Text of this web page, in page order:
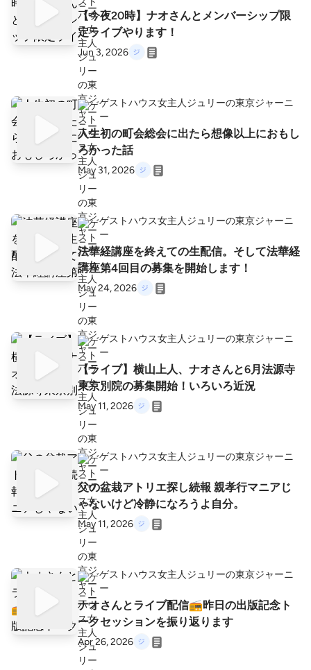
【今夜20時】ナオさんとメンバーシップ限
定ライブやります！
Jun 3, 2026
ゲストハウス女主人ジュリーの東京ジャーニ
ー
人生初の町会総会に出たら想像以上におもし
ろかった話
May 31, 2026
ゲストハウス女主人ジュリーの東京ジャーニ
ー
法華経講座を終えての生配信。そして法華経
講座第4回目の募集を開始します！
May 24, 2026
ゲストハウス女主人ジュリーの東京ジャーニ
ー
【ライブ】横山上人、ナオさんと6月法源寺
東京別院の募集開始！いろいろ近況
May 11, 2026
ゲストハウス女主人ジュリーの東京ジャーニ
ー
父の盆栽アトリエ探し続報 親孝行マニアじ
ゃないけど冷静になろうよ自分。
May 11, 2026
ゲストハウス女主人ジュリーの東京ジャーニ
ー
ナオさんとライブ配信📻昨日の出版記念ト
ークセッションを振り返ります
Apr 26, 2026